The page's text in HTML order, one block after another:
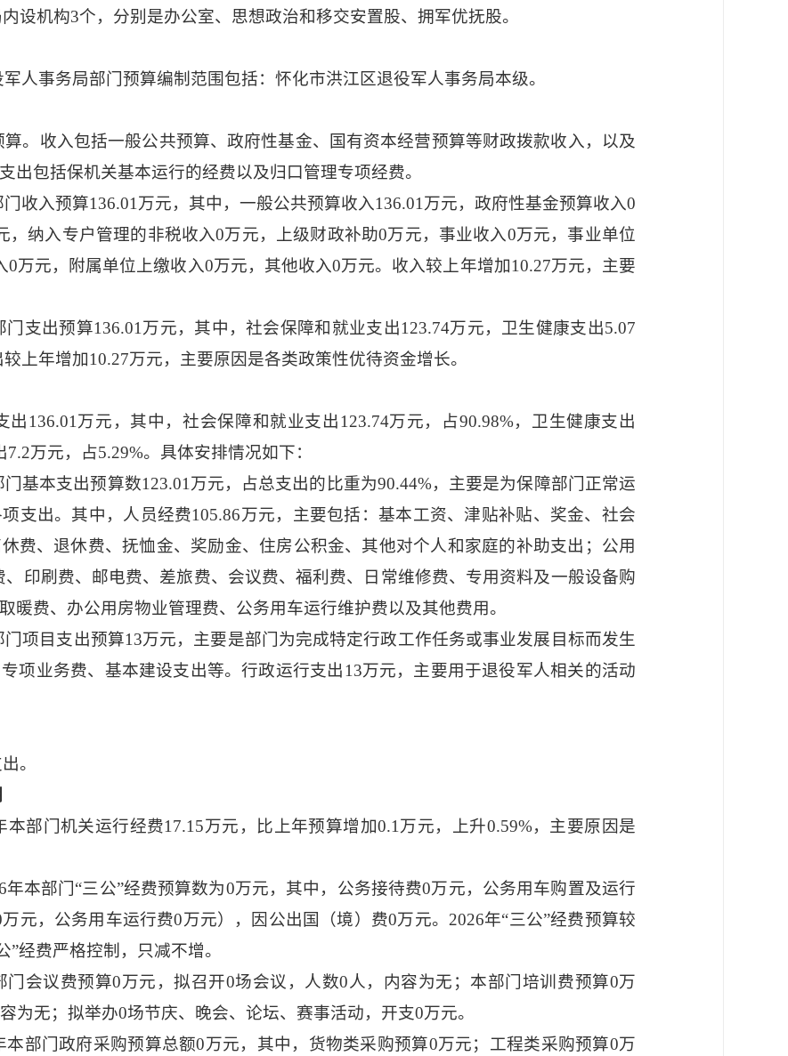
设机构3个，分别是办公室、思想政治和移交安置股、拥军优抚股。
人事务局部门预算编制范围包括：怀化市洪江区退役军人事务局本级。
。收入包括一般公共预算、政府性基金、国有资本经营预算等财政拨款收入，以及
出包括保机关基本运行的经费以及归口管理专项经费。
门收入预算136.01万元，其中，一般公共预算收入136.01万元，政府性基金预算收入0
，纳入专户管理的非税收入0万元，上级财政补助0万元，事业收入0万元，事业单位
万元，附属单位上缴收入0万元，其他收入0万元。收入较上年增加10.27万元，主要
门支出预算136.01万元，其中，社会保障和就业支出123.74万元，卫生健康支出5.07
上年增加10.27万元，主要原因是各类政策性优待资金增长。
出136.01万元，其中，社会保障和就业支出123.74万元，占90.98%，卫生健康支出
万元，占5.29%。具体安排情况如下：
门基本支出预算数123.01万元，占总支出的比重为90.44%，主要是为保障部门正常运
支出。其中，人员经费105.86万元，主要包括：基本工资、津贴补贴、奖金、社会
费、退休费、抚恤金、奖励金、住房公积金、其他对个人和家庭的补助支出；公用
印刷费、邮电费、差旅费、会议费、福利费、日常维修费、专用资料及一般设备购
暖费、办公用房物业管理费、公务用车运行维护费以及其他费用。
门项目支出预算13万元，主要是部门为完成特定行政工作任务或事业发展目标而发生
项业务费、基本建设支出等。行政运行支出13万元，主要用于退役军人相关的活动
。
本部门机关运行经费17.15万元，比上年预算增加0.1万元，上升0.59%，主要原因是
年本部门“三公”经费预算数为0万元，其中，公务接待费0万元，公务用车购置及运行
元，公务用车运行费0万元），因公出国（境）费0万元。2026年“三公”经费预算较
”经费严格控制，只减不增。
门会议费预算0万元，拟召开0场会议，人数0人，内容为无；本部门培训费预算0万
为无；拟举办0场节庆、晚会、论坛、赛事活动，开支0万元。
本部门政府采购预算总额0万元，其中，货物类采购预算0万元；工程类采购预算0万